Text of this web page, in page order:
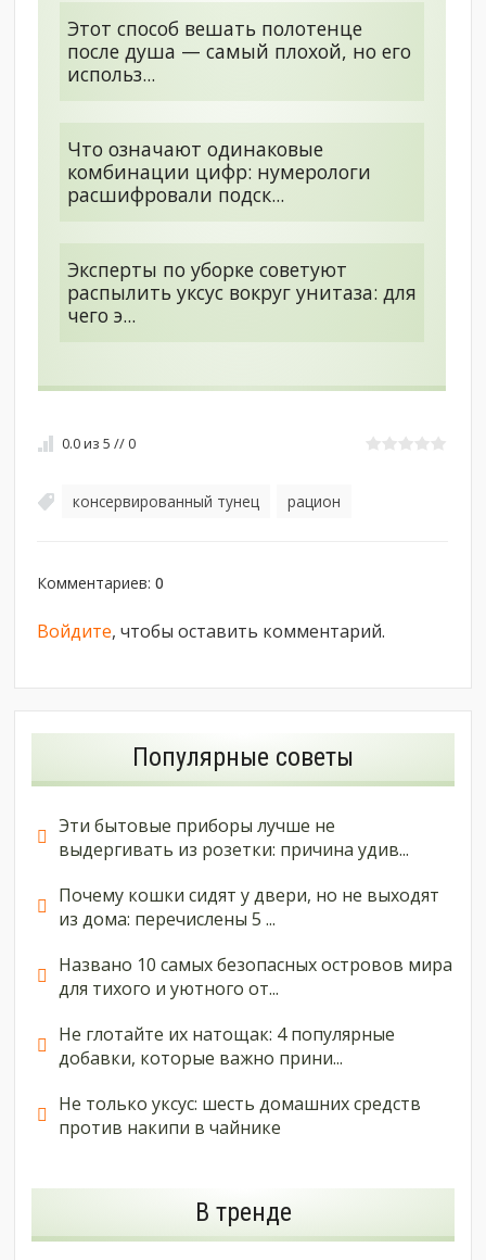
Этот способ вешать полотенце
после душа — самый плохой, но его
использ...
Что означают одинаковые
комбинации цифр: нумерологи
расшифровали подск...
Эксперты по уборке советуют
распылить уксус вокруг унитаза: для
чего э...
0.0из5 // 0
консервированный тунец рацион
Комментариев:0
Войдите, чтобы оставить комментарий.
Популярные советы
Эти бытовые приборы лучше не
выдергивать из розетки: причина удив...
Почему кошки сидят у двери, но не выходят
из дома: перечислены 5 ...
Названо 10 самых безопасных островов мира
для тихого и уютного от...
Не глотайте их натощак: 4 популярные
добавки, которые важно прини...
Не только уксус: шесть домашних средств
против накипи в чайнике
В тренде